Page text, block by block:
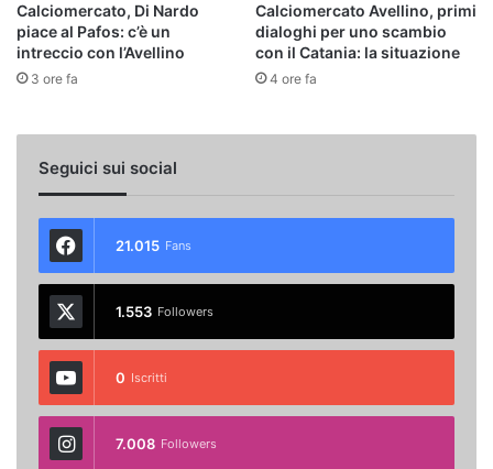
Calciomercato, Di Nardo
piace al Pafos: c’è un
intreccio con l’Avellino
3 ore fa
Calciomercato Avellino, primi
dialoghi per uno scambio
con il Catania: la situazione
4 ore fa
Seguici sui social
21.015 Fans
1.553 Followers
0 Iscritti
7.008 Followers